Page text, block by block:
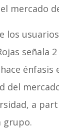
mercado
los usuarios
señala
énfasis
del
a
grupo.